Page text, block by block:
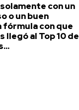
con un
o un buen
fórmula con que
llegó al Top 10 de